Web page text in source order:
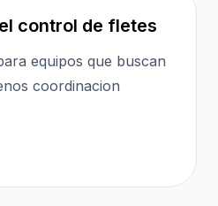
control de fletes
equipos que buscan
coordinacion